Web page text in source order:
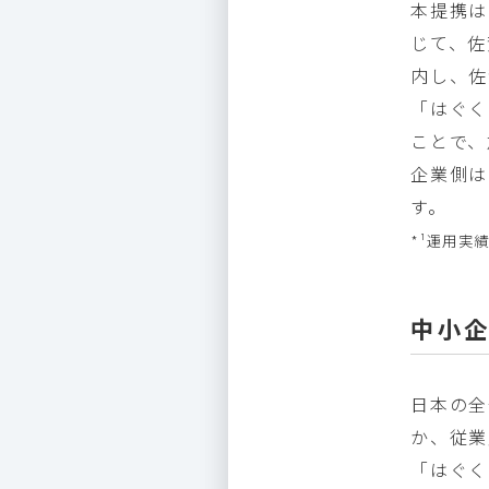
本提携
じて、
内し、
「はぐ
ことで
企業側
す。
*¹運用実
中小
日本の
か、従
「はぐ